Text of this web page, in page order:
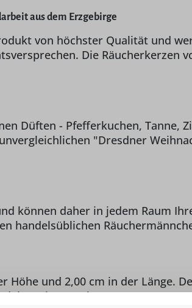
aus dem Erzgebirge
von höchster Qualität und
Die Räucherkerzen
Düften - Pfefferkuchen,
"Dresdner
können daher in jedem Raum
handelsüblichen
Höhe und 2,00 cm in der Länge.
machen.